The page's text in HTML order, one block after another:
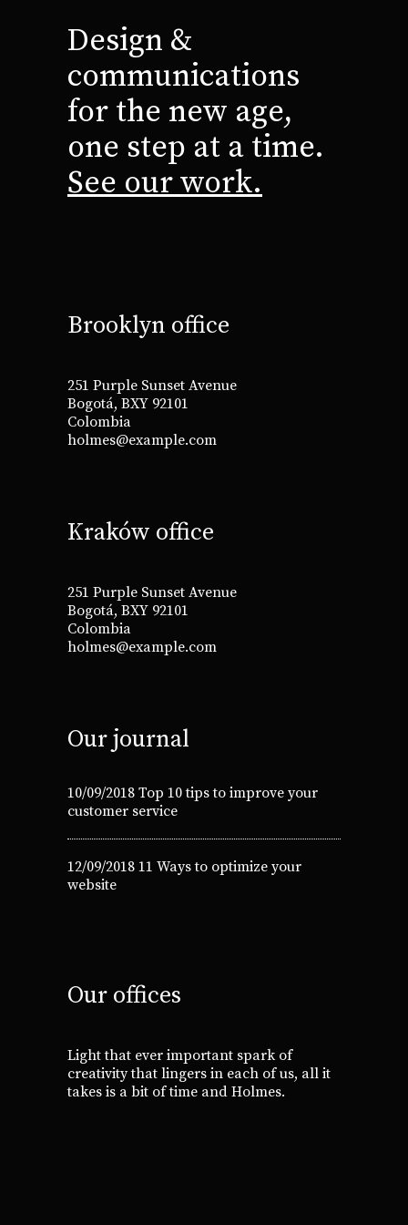
Design &
communications
for the new age,
one step at a time.
See our work.
Brooklyn office
251 Purple Sunset Avenue
Bogotá, BXY 92101
Colombia
holmes@example.com
Kraków office
251 Purple Sunset Avenue
Bogotá, BXY 92101
Colombia
holmes@example.com
Our journal
10/09/2018 Top 10 tips to improve your
customer service
12/09/2018 11 Ways to optimize your
website
Our offices
Light that ever important spark of
creativity that lingers in each of us, all it
takes is a bit of time and Holmes.